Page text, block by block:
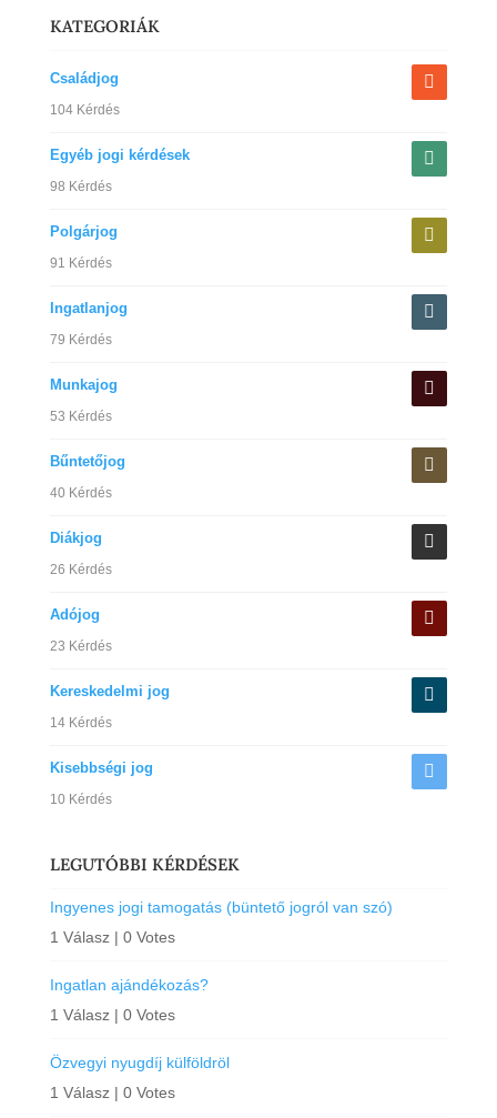
KATEGORIÁK
Családjog
104 Kérdés
Egyéb jogi kérdések
98 Kérdés
Polgárjog
91 Kérdés
Ingatlanjog
79 Kérdés
Munkajog
53 Kérdés
Bűntetőjog
40 Kérdés
Diákjog
26 Kérdés
Adójog
23 Kérdés
Kereskedelmi jog
14 Kérdés
Kisebbségi jog
10 Kérdés
LEGUTÓBBI KÉRDÉSEK
Ingyenes jogi tamogatás (büntető jogról van szó)
1 Válasz | 0 Votes
Ingatlan ajándékozás?
1 Válasz | 0 Votes
Özvegyi nyugdíj külföldröl
1 Válasz | 0 Votes